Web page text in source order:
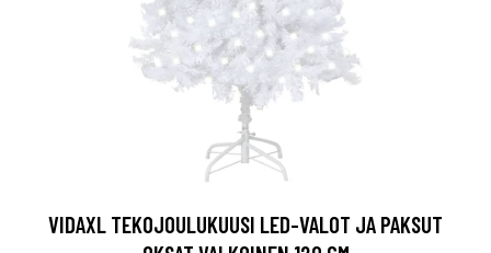
VIDAXL TEKOJOULUKUUSI LED-VALOT JA PAKSUT